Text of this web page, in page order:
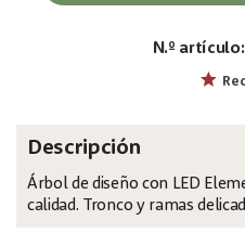
N.º artículo:
Descripción
Árbol de diseño con LED
calidad. Tronco y ramas